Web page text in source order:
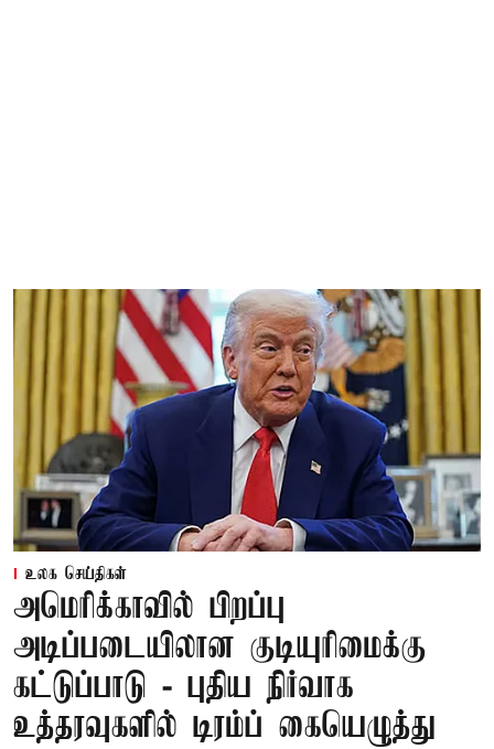
உலக செய்திகள்
அமெரிக்காவில் பிறப்பு
அடிப்படையிலான குடியுரிமைக்கு
கட்டுப்பாடு - புதிய நிர்வாக
உத்தரவுகளில் டிரம்ப் கையெழுத்து